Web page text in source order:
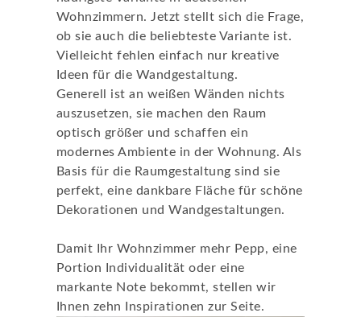
Wohnzimmern. Jetzt stellt sich die Frage,
ob sie auch die beliebteste Variante ist.
Vielleicht fehlen einfach nur kreative
Ideen für die Wandgestaltung.
Generell ist an weißen Wänden nichts
auszusetzen, sie machen den Raum
optisch größer und schaffen ein
modernes Ambiente in der Wohnung. Als
Basis für die Raumgestaltung sind sie
perfekt, eine dankbare Fläche für schöne
Dekorationen und Wandgestaltungen.
Damit Ihr Wohnzimmer mehr Pepp, eine
Portion Individualität oder eine
markante Note bekommt, stellen wir
Ihnen zehn Inspirationen zur Seite.